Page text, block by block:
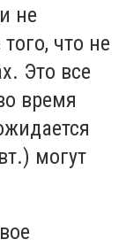
не
что не
Это все
время
могут